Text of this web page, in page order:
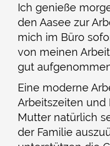
Ich genieße
den Aasee zur
mich im Büro
von meinen
gut
Eine moderne
Arbeitszeiten und
Mutter natürlich
der Familie